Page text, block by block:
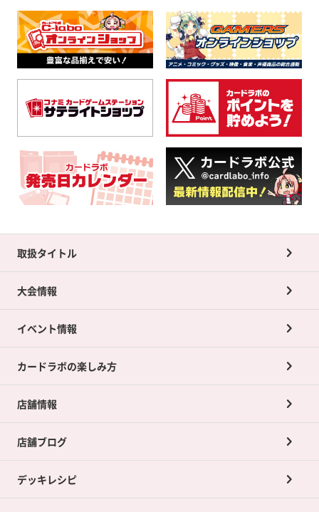
取扱タイトル
大会情報
イベント情報
カードラボの楽しみ方
店舗情報
店舗ブログ
デッキレシピ